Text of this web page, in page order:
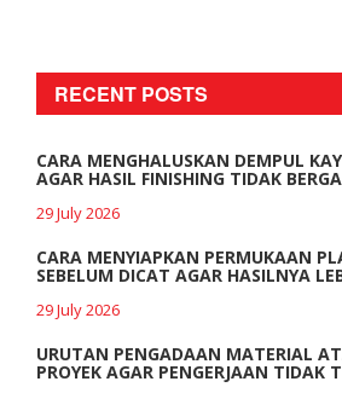
RECENT POSTS
CARA MENGHALUSKAN DEMPUL
AGAR HASIL FINISHING TIDAK
29 July 2026
CARA MENYIAPKAN PERMUKAAN
SEBELUM DICAT AGAR HASILNYA
29 July 2026
URUTAN PENGADAAN MATERIAL
PROYEK AGAR PENGERJAAN TIDAK